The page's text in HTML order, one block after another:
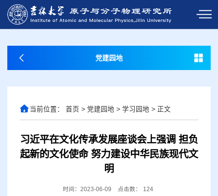
党建园地
当前位置： 首页 > 党建园地 > 学习园地 > 正文
习近平在文化传承发展座谈会上强调 担负
起新的文化使命 努力建设中华民族现代文
明
时间：2023-06-09 点击数： 124